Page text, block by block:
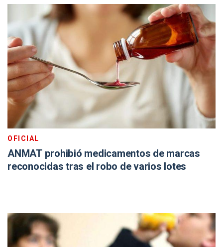
OFICIAL
ANMAT prohibió medicamentos de marcas
reconocidas tras el robo de varios lotes